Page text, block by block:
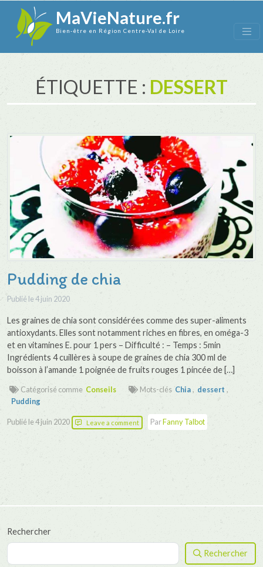
MaVieNature.fr
Bien-être en Région Centre-Val de Loire
ÉTIQUETTE : DESSERT
Pudding de chia
Publié le4 juin 2020
Les graines de chia sont considérées comme des super-aliments
antioxydants. Elles sont notamment riches en fibres, en oméga-3
et en vitamines E. pour 1 pers – Difficulté : – Temps : 5min
Ingrédients 4 cuillères à soupe de graines de chia 300 ml de
boisson à l’amande 1 poignée de fruits rouges 1 pincée de […]
Catégorisé comme Conseils Mots-clés Chia, dessert ,
Pudding
Publié le4 juin 2020 Leave a comment ParFanny Talbot
Rechercher
Rechercher